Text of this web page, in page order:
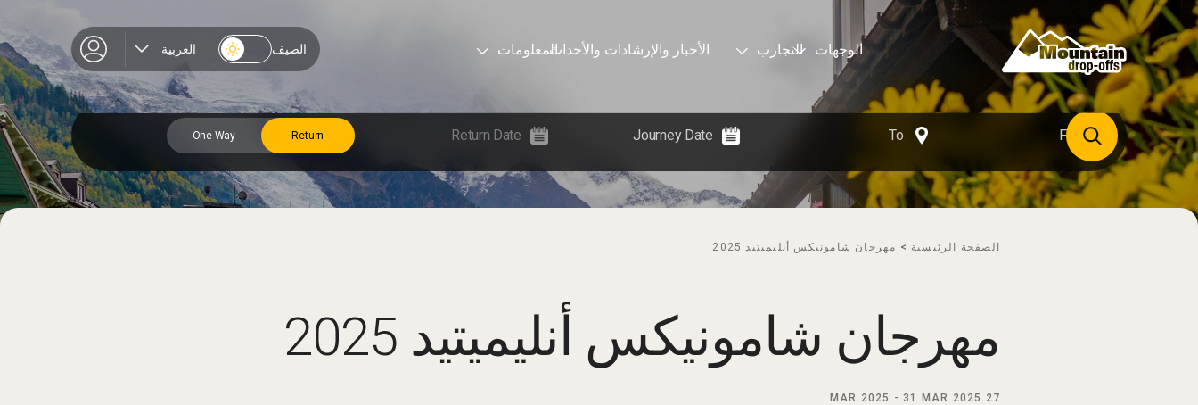
الوجهات التجارب الأخبار والإرشادات والأحداثالمعلومات الصيف العربية
الصفحة الرئيسية > مهرجان شامونيكس أنليميتيد 2025
مهرجان شامونيكس أنليميتيد 2025
27 MAR 2025
- 31 MAR 2025
Return
One Way